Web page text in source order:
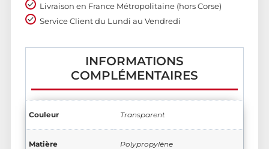
Livraison en France Métropolitaine (hors Corse)
Service Client du Lundi au Vendredi
INFORMATIONS
COMPLÉMENTAIRES
Couleur Transparent
Matière Polypropylène